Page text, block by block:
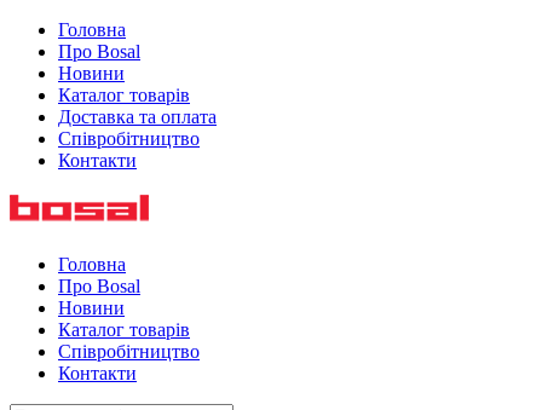
Головна
Про Bosal
Новини
Каталог товарів
Доставка та оплата
Співробітництво
Контакти
Головна
Про Bosal
Новини
Каталог товарів
Співробітництво
Контакти